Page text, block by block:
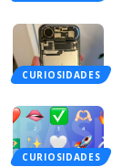
CURIOSIDADES
CURIOSIDADES